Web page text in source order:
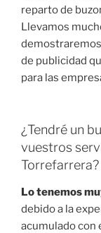
reparto de
Llevamos
de publicidad
para las
¿Tendré un
vuestros
Torrefarrera?
Lo tenemos
debido a la
acumulado con